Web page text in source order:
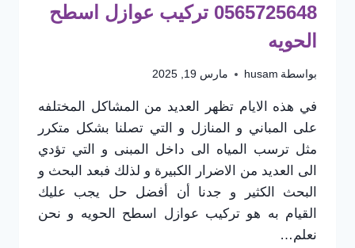
0565725648 تركيب عوازل اسطح
الحويه
بواسطة husam مارس 19, 2025
في هذه الايام تظهر العديد من المشاكل المختلفه
على المباني و المنازل و التي تصلنا بشكل متكرر
مثل ترسب المياه الى داخل المبنى و التي تؤدي
الى العديد من الاضرار الكبيرة و لذلك فبعد البحث و
البحث الكثير و جدنا أن أفضل حل يجب عليك
القيام به هو تركيب عوازل اسطح الحويه و نحن
نعلم…